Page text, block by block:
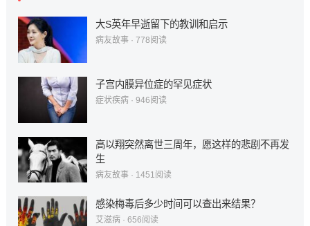
大S英年早逝留下的教训和启示
病友故事· 778阅读
子宫内膜异位症的罕见症状
症状疾病· 946阅读
高以翔突然离世三周年，愿这样的悲剧不再发
生
病友故事· 1451 阅读
感染梅毒后多少时间可以查出来结果？
艾滋病· 656阅读